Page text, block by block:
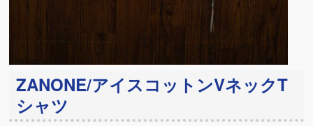
ZANONE/アイスコットンVネックT
シャツ